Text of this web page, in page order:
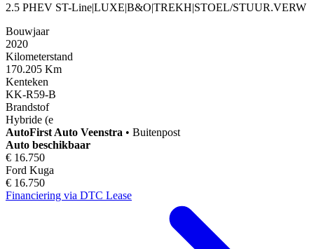
2.5 PHEV ST-Line|LUXE|B&O|TREKH|STOEL/STUUR.VERW
Bouwjaar
2020
Kilometerstand
170.205 Km
Kenteken
KK-R59-B
Brandstof
Hybride (e
AutoFirst Auto Veenstra • Buitenpost
Auto beschikbaar
€ 16.750
Ford Kuga
€ 16.750
Financiering via DTC Lease